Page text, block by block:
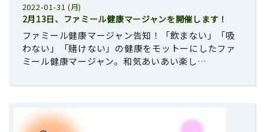
2022-01-31 (月)
2月13日、ファミール健康マージャンを開催します！
ファミール健康マージャン告知！「飲まない」「吸
わない」「賭けない」の健康をモットーにしたファ
ミール健康マージャン。和気あいあい楽し…